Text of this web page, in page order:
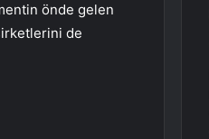
önde gelen
de